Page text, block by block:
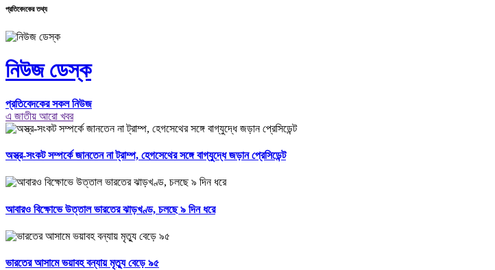
প্রতিবেদকের তথ্য
নিউজ ডেস্ক
প্রতিবেদকের সকল নিউজ
এ জাতীয় আরো খবর
অস্ত্র-সংকট সম্পর্কে জানতেন না ট্রাম্প, হেগসেথের সঙ্গে বাগ্‌যুদ্ধে জড়ান প্রেসিডেন্ট
আবারও বিক্ষোভে উত্তাল ভারতের ঝাড়খণ্ড, চলছে ৯ দিন ধরে
ভারতের আসামে ভয়াবহ বন্যায় মৃত্যু বেড়ে ৯৫